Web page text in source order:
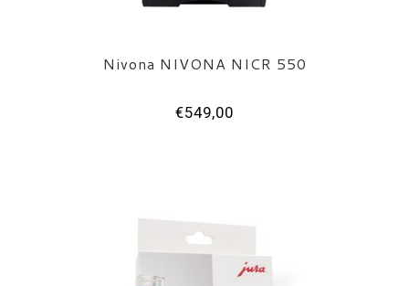
Nivona NIVONA NICR 550
€549,00